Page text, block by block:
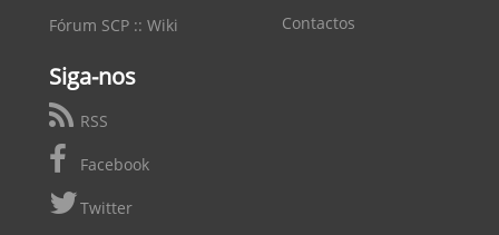
Fórum SCP :: Wiki
Contactos
Siga-nos
RSS
Facebook
Twitter